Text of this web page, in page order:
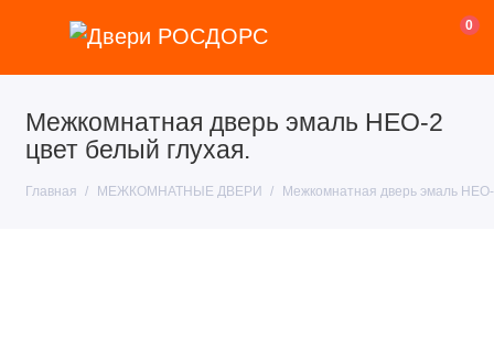
0
Межкомнатная дверь эмаль НЕО-2
цвет белый глухая.
Главная МЕЖКОМНАТНЫЕ ДВЕРИ Межкомнатная дверь эмаль